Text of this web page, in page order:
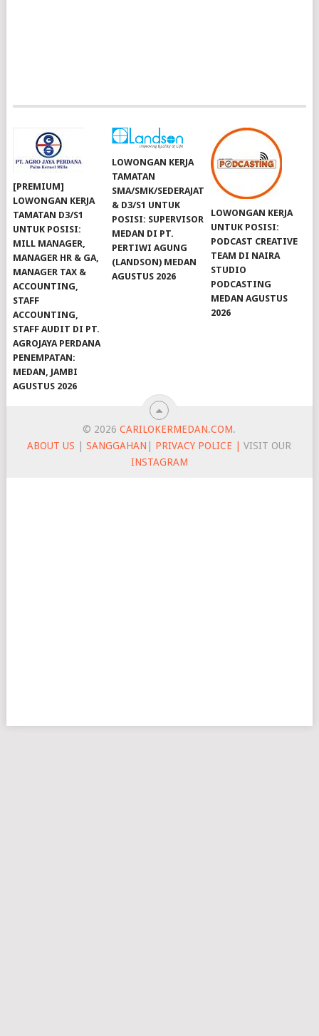
[PREMIUM]
LOWONGAN KERJA
TAMATAN D3/S1
UNTUK POSISI:
MILL MANAGER,
MANAGER HR & GA,
MANAGER TAX &
ACCOUNTING,
STAFF
ACCOUNTING,
STAFF AUDIT DI PT.
AGROJAYA PERDANA
PENEMPATAN:
MEDAN, JAMBI
AGUSTUS 2026
LOWONGAN KERJA
TAMATAN
SMA/SMK/SEDERAJAT
& D3/S1 UNTUK
POSISI: SUPERVISOR
MEDAN DI PT.
PERTIWI AGUNG
(LANDSON) MEDAN
AGUSTUS 2026
LOWONGAN KERJA
UNTUK POSISI:
PODCAST CREATIVE
TEAM DI NAIRA
STUDIO
PODCASTING
MEDAN AGUSTUS
2026
© 2026CARILOKERMEDAN.COM.
ABOUT US |SANGGAHAN PRIVACY POLICE |
VISIT OUR
INSTAGRAM